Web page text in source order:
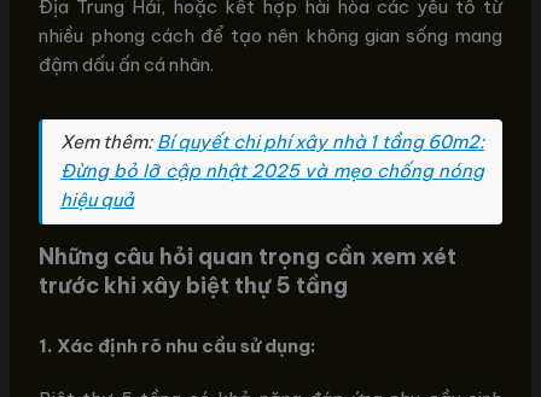
Địa Trung Hải, hoặc kết hợp hài hòa các yếu tố từ
nhiều phong cách để tạo nên không gian sống mang
đậm dấu ấn cá nhân.
Xem thêm: Bí quyết chi phí xây nhà 1 tầng 60m2:
Đừng bỏ lỡ cập nhật 2025 và mẹo chống nóng
hiệu quả
Những câu hỏi quan trọng cần xem xét
trước khi xây biệt thự 5 tầng
1. Xác định rõ nhu cầu sử dụng: